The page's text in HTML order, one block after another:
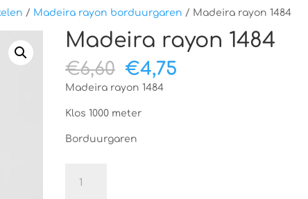
/ Madeira rayon borduurgaren / Madeira rayon 1484
Madeira rayon 1484
€6,60 Oorspronkelijke
prijs
€6,60.
€4,75
Madeira rayon 1484
Klos 1000 meter
Borduurgaren
rayon